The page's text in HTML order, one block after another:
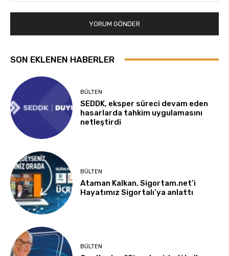
SON EKLENEN HABERLER
BÜLTEN
SEDDK, eksper süreci devam eden
hasarlarda tahkim uygulamasını
netleştirdi
BÜLTEN
Ataman Kalkan, Sigortam.net’i
Hayatımız Sigortalı’ya anlattı
BÜLTEN